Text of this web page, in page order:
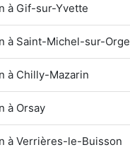
à Gif-sur-Yvette
à Saint-Michel-sur-Orge
à Chilly-Mazarin
à Orsay
à Verrières-le-Buisson